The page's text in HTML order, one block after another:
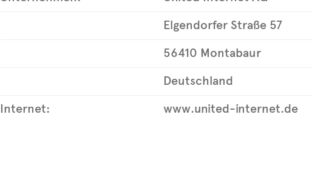
Elgendorfer Straße 57
56410 Montabaur
Deutschland
Internet:
www.united-internet.de